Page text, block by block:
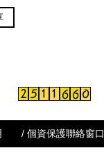
/ 個資保護聯絡窗口